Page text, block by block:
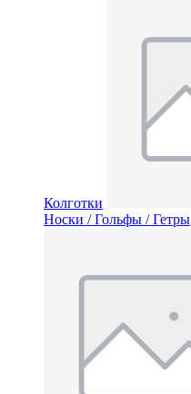
Колготки
Носки / Гольфы / Гетры